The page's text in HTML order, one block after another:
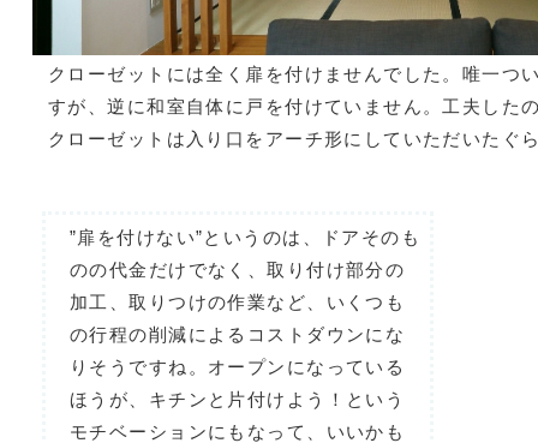
クローゼットには全く扉を付けませんでした。唯一つ
すが、逆に和室自体に戸を付けていません。工夫した
クローゼットは入り口をアーチ形にしていただいたぐ
”扉を付けない”というのは、ドアそのも
のの代金だけでなく、取り付け部分の
加工、取りつけの作業など、いくつも
の行程の削減によるコストダウンにな
りそうですね。オープンになっている
ほうが、キチンと片付けよう！という
モチベーションにもなって、いいかも